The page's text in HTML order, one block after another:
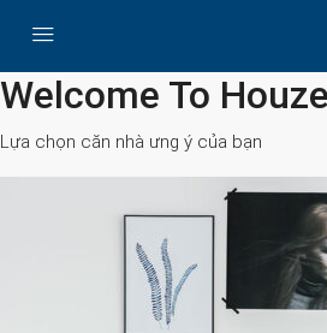
Search
Welcome To
Lựa chọn căn nhà ưng ý của bạn